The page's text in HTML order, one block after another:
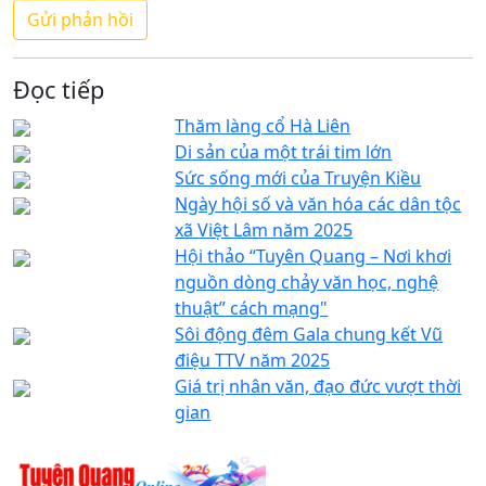
Đọc tiếp
Thăm làng cổ Hà Liên
Di sản của một trái tim lớn
Sức sống mới của Truyện Kiều
Ngày hội số và văn hóa các dân tộc
xã Việt Lâm năm 2025
Hội thảo “Tuyên Quang – Nơi khơi
nguồn dòng chảy văn học, nghệ
thuật” cách mạng"
Sôi động đêm Gala chung kết Vũ
điệu TTV năm 2025
Giá trị nhân văn, đạo đức vượt thời
gian